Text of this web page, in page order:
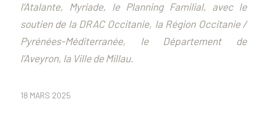
l’Atalante, Myriade, le Planning Familial, avec le
soutien de la DRAC Occitanie, la Région Occitanie /
Pyrénées-Méditerranée, le Département de
l’Aveyron, la Ville de Millau.
18 MARS 2025